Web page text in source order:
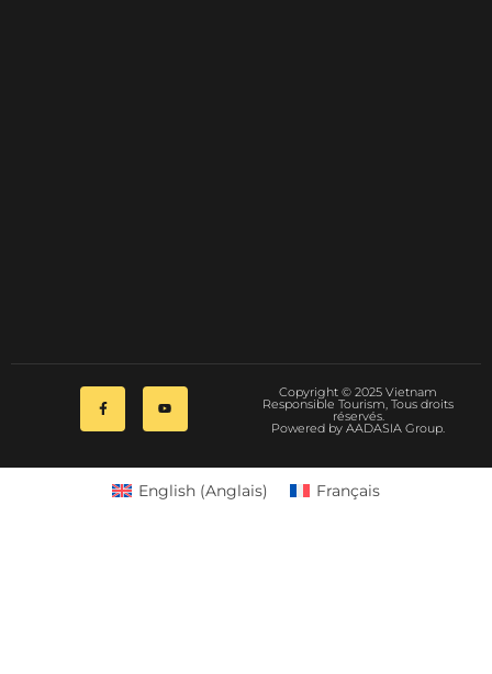
Copyright © 2025 Vietnam
Responsible Tourism, Tous droits
réservés.
Powered by AADASIA Group.
English (Anglais) Français